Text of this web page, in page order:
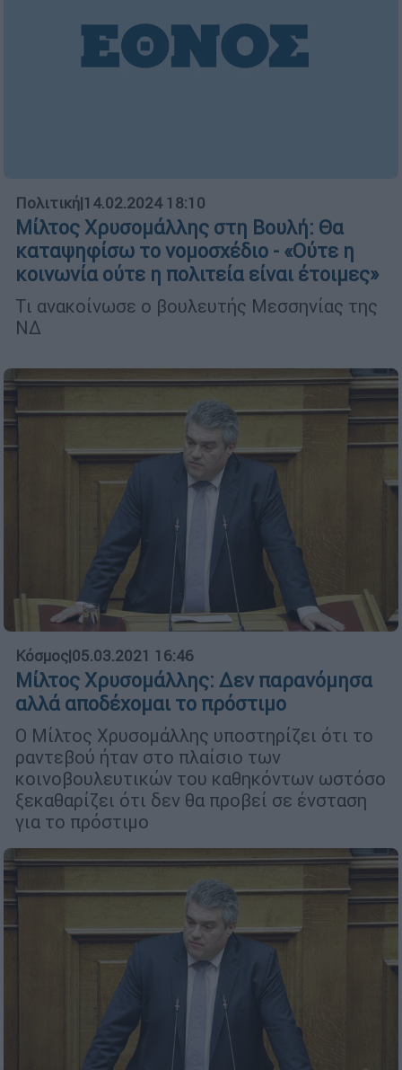
Πολιτική|14.02.2024 18:10
Μίλτος Χρυσομάλλης στη Βουλή: Θα
καταψηφίσω το νομοσχέδιο - «Oύτε η
κοινωνία ούτε η πολιτεία είναι έτοιμες»
Τι ανακοίνωσε ο βουλευτής Μεσσηνίας της
ΝΔ
Κόσμος|05.03.2021 16:46
Μίλτος Χρυσομάλλης: Δεν παρανόμησα
αλλά αποδέχομαι το πρόστιμο
Ο Μίλτος Χρυσομάλλης υποστηρίζει ότι το
ραντεβού ήταν στο πλαίσιο των
κοινοβουλευτικών του καθηκόντων ωστόσο
ξεκαθαρίζει ότι δεν θα προβεί σε ένσταση
για το πρόστιμο